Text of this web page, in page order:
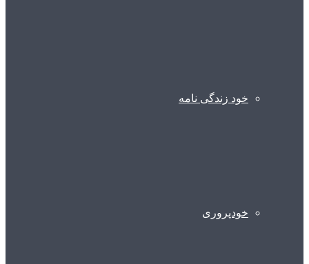
خود زندگی نامه
خودپروری